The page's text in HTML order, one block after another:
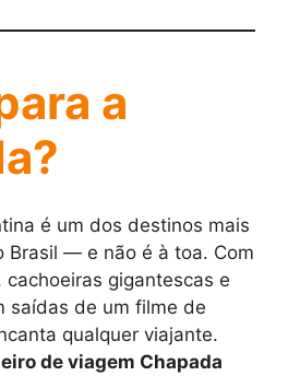
a
é um dos destinos mais
Brasil — e não é à toa. Com
cachoeiras gigantescas e
saídas de um filme de
qualquer viajante.
de viagem Chapada